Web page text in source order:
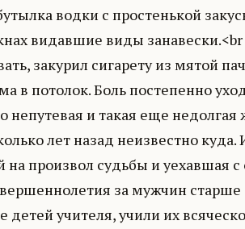
водки с простенькой
видавшие виды занавески.<br
закурил сигарету из мятой
в потолок. Боль постепенно
непутевая и такая еще
лет назад неизвестно
на произвол судьбы и уехавшая
за мужчин
детей учителя, учили их